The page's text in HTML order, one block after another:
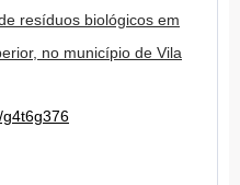
resíduos biológicos em
no município de Vila